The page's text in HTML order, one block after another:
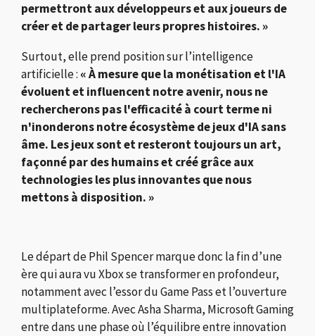
permettront aux développeurs et aux joueurs de
créer et de partager leurs propres histoires. »
Surtout, elle prend position sur l’intelligence
artificielle : « À mesure que la monétisation et l'IA
évoluent et influencent notre avenir, nous ne
rechercherons pas l'efficacité à court terme ni
n'inonderons notre écosystème de jeux d'IA sans
âme. Les jeux sont et resteront toujours un art,
façonné par des humains et créé grâce aux
technologies les plus innovantes que nous
mettons à disposition. »
Le départ de Phil Spencer marque donc la fin d’une
ère qui aura vu Xbox se transformer en profondeur,
notamment avec l’essor du Game Pass et l’ouverture
multiplateforme. Avec Asha Sharma, Microsoft Gaming
entre dans une phase où l’équilibre entre innovation